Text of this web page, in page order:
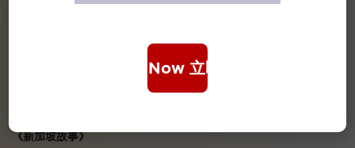
纳瓦兹·密拉志卡尔
沈文友
《新加坡故事》
Book Now 立即购票